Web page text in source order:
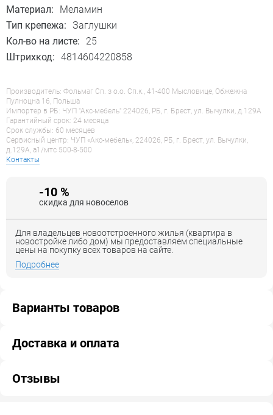
Материал:
Меламин
Тип крепежа: Заглушки
Кол-во на листе:
25
Штрихкод: 4814604220858
Производитель: Фольмаг Сп. з о.о. Сп.к., 41-400 Мысловице, Обжежна
Пулноцна 16, Польша
Импортер в РБ: ЧУП "Акс-мебель" 224026, РБ, г. Брест, ул. Вычулки, д.129А
Гарантийный срок: 24 месяца
Срок службы: 60 месяцев
Сервисный центр: ЧУП «Акс-мебель», 224026, РБ, г. Брест, ул. Вычулки,
д.129А, a1/мтс 500-8-500
Контакты
-10 %
скидка для новоселов
Для владельцев новоотстроенного жилья (квартира в
новостройке либо дом) мы предоставляем специальные
цены на покупку всех товаров на сайте.
Подробнее
Варианты товаров
Доставка и оплата
Отзывы